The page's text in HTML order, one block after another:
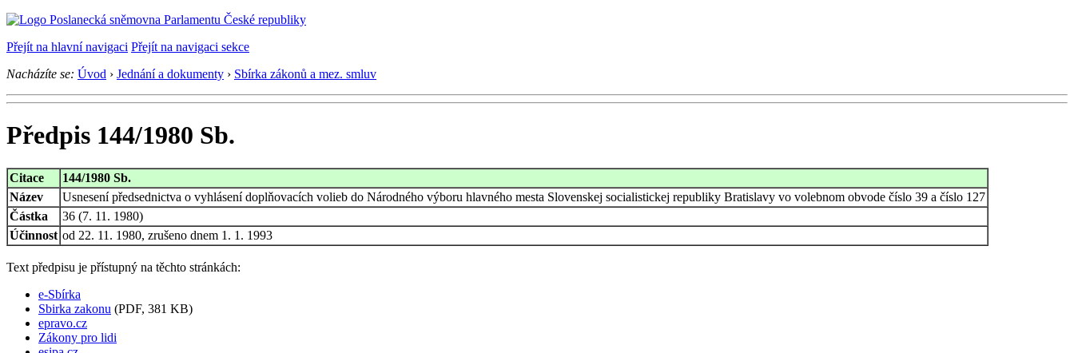
Přejít na hlavní navigaci Přejít na navigaci sekce
Nacházíte se: Úvod › Jednání a dokumenty › Sbírka zákonů a mez. smluv
Předpis 144/1980 Sb.
Citace
144/1980 Sb.
Název
Usnesení předsednictva o vyhlásení doplňovacích volieb do Národného výboru hlavného mesta Slovenskej socialistickej republiky Bratislavy vo volebnom obvode číslo 39 a číslo 127
Částka
36 (7. 11. 1980)
Účinnost od 22. 11. 1980, zrušeno dnem 1. 1. 1993
Text předpisu je přístupný na těchto stránkách:
e-Sbírka
Sbirka zakonu (PDF, 381 KB)
epravo.cz
Zákony pro lidi